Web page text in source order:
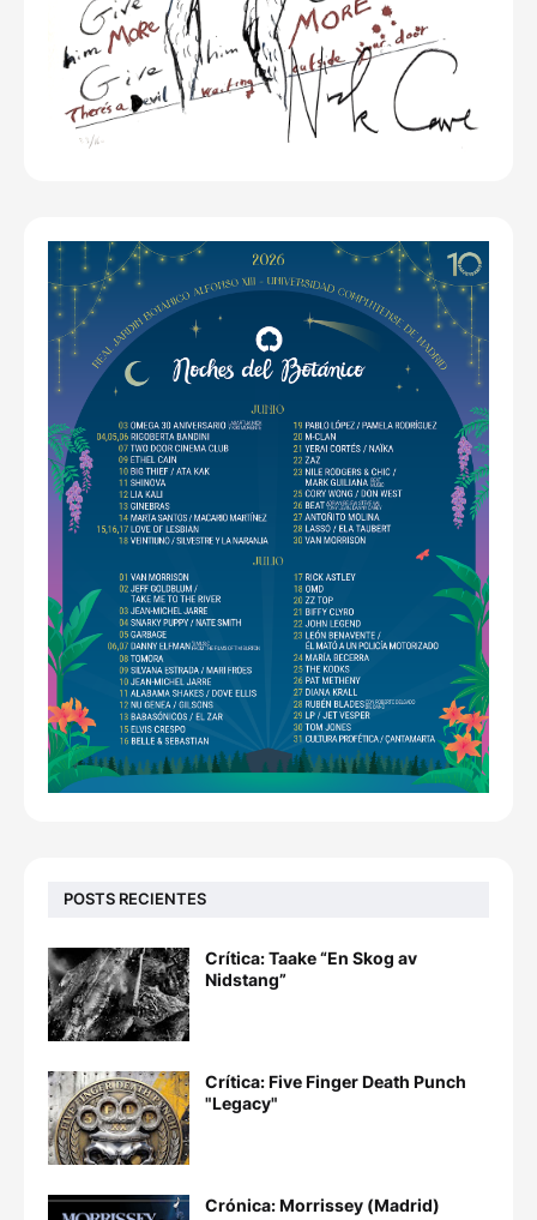
POSTS RECIENTES
Crítica: Taake “En Skog av
Nidstang”
Crítica: Five Finger Death Punch
"Legacy"
Crónica: Morrissey (Madrid)